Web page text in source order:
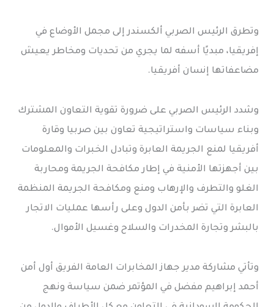
وتطرق الرئيس الصربي ألكسندر إلى مجمل الأوضاع في
إفريقيا، مبديًا أسفه لما يجري من تحديات ومخاطر يعيش
مضاعفاتها إنسان أفريقيا.
وشدد الرئيس الصربي على ضرورة تقوية التعاون المشترك
وبناء سياسات واستراتيجية تعاون بين صربيا وقارة
أفريقيا لمنع الجريمة العابرة وتبادل الخبرات والمعلومات
بين أجهزتها الأمنية في إطار مكافحة الجريمة ومحاربة
الغلو والتطرف والإرهاب ومنع ومكافحة الجريمة المنظمة
العابرة التي تضر بأمن الدول وعلى رأسها عمليات الاتجار
بالبشر وتجارة المخدرات والسلاح وغسيل الأموال.
وتأتي مشاركة مدير جهاز المخابرات العامة الفريق أول أمن
أحمد إبراهيم مفضل في المؤتمر ضمن سياسة ونهج